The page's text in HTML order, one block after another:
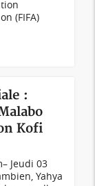
(FIFA)
:
Kofi
Jeudi 03
Yahya